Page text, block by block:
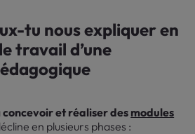
tu nous expliquer en
travail d’une
concevoir et réaliser des modules
en plusieurs phases :